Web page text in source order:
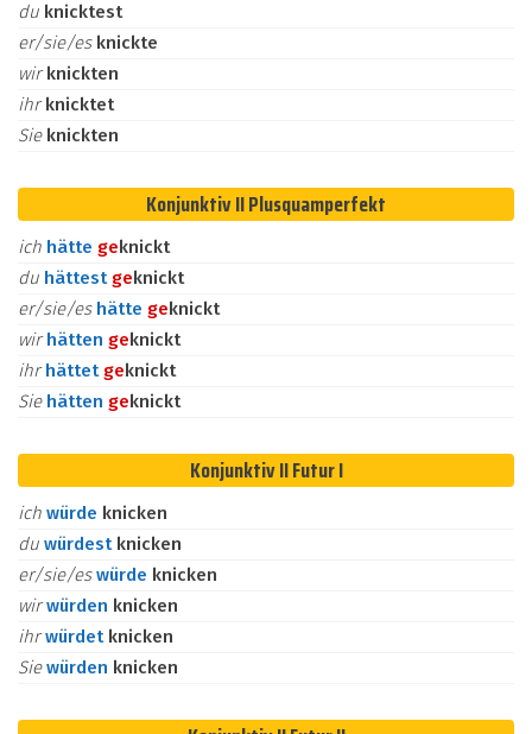
du knicktest
er/sie/es knickte
wirknickten
ihrknicktet
Sie knickten
Konjunktiv II Plusquamperfekt
ich hätte geknickt
du hättest geknickt
er/sie/es hätte geknickt
wirhätten geknickt
ihrhättet geknickt
Sie hätten geknickt
Konjunktiv II Futur I
ich würde knicken
du würdest knicken
er/sie/eswürde knicken
wirwürden knicken
ihrwürdet knicken
Siewürden knicken